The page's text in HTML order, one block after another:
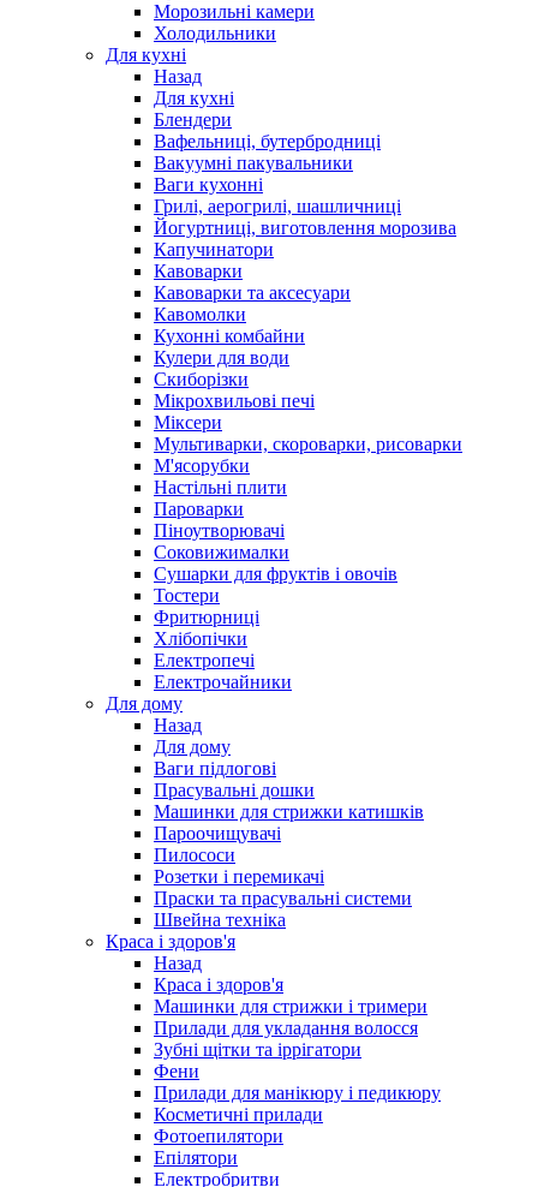
Морозильні камери
Холодильники
Для кухні
Назад
Для кухні
Блендери
Вафельниці, бутербродниці
Вакуумні пакувальники
Ваги кухонні
Грилі, аерогрилі, шашличниці
Йогуртниці, виготовлення морозива
Капучинатори
Кавоварки
Кавоварки та аксесуари
Кавомолки
Кухонні комбайни
Кулери для води
Скиборізки
Мікрохвильові печі
Міксери
Мультиварки, скороварки, рисоварки
М'ясорубки
Настільні плити
Пароварки
Піноутворювачі
Соковижималки
Сушарки для фруктів і овочів
Тостери
Фритюрниці
Хлібопічки
Електропечі
Електрочайники
Для дому
Назад
Для дому
Ваги підлогові
Прасувальні дошки
Машинки для стрижки катишків
Пароочищувачі
Пилососи
Розетки і перемикачі
Праски та прасувальні системи
Швейна техніка
Краса і здоров'я
Назад
Краса і здоров'я
Машинки для стрижки і тримери
Прилади для укладання волосся
Зубні щітки та іррігатори
Фени
Прилади для манікюру і педикюру
Косметичні прилади
Фотоепилятори
Епілятори
Електробритви